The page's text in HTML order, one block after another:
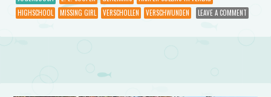
HIGHSCHOOL
MISSING GIRL VERSCHOLLEN VERSCHWUNDEN LEAVE A COMMENT